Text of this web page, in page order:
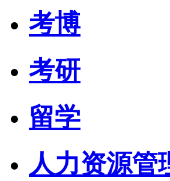
考博
考研
留学
人力资源管